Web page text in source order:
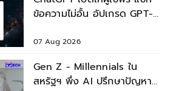
ข้อความไม่อั้น อัปเกรด GPT-
07 Aug 2026
Gen Z - Millennials ใน
สหรัฐฯ พึ่ง AI ปรึกษาปัญหา